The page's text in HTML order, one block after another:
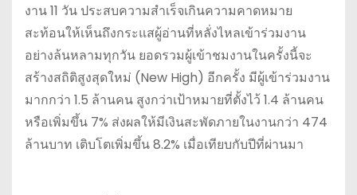
งาน 11 วัน ประสบความสำเร็จเกินความคาดหมาย
สะท้อนให้เห็นถึงกระแสผู้อ่านที่หลั่งไหลเข้าร่วมงาน
อย่างล้นหลามทุกวัน ยอดรวมผู้เข้าชมงานในครั้งนี้จะ
สร้างสถิติสูงสุดใหม่ (New High) อีกครั้ง มีผู้เข้าร่วมงาน
มากกว่า 1.5 ล้านคน สูงกว่าเป้าหมายที่ตั้งไว้ 1.4 ล้านคน
หรือเพิ่มขึ้น 7% ส่งผลให้มีเงินสะพัดภายในงานกว่า 474
ล้านบาท เติบโตเพิ่มขึ้น 8.2% เมื่อเทียบกับปีที่ผ่านมา